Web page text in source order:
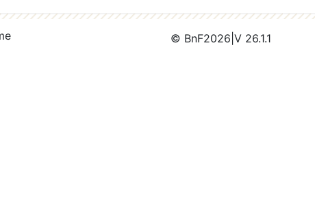
© BnF2026 V 26.1.1